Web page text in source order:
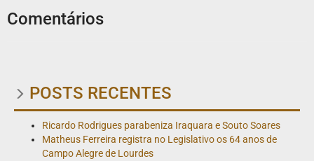
Comentários
POSTS RECENTES
Ricardo Rodrigues parabeniza Iraquara e Souto Soares
Matheus Ferreira registra no Legislativo os 64 anos de
Campo Alegre de Lourdes